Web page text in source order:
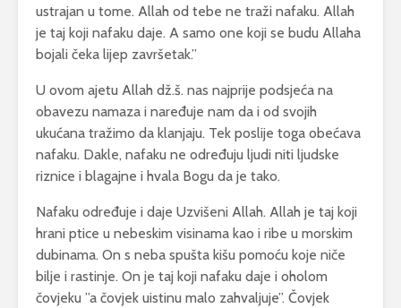
ustrajan u tome. Allah od tebe ne traži nafaku. Allah
je taj koji nafaku daje. A samo one koji se budu Allaha
bojali čeka lijep završetak.”
U ovom ajetu Allah dž.š. nas najprije podsjeća na
obavezu namaza i naređuje nam da i od svojih
ukućana tražimo da klanjaju. Tek poslije toga obećava
nafaku. Dakle, nafaku ne određuju ljudi niti ljudske
riznice i blagajne i hvala Bogu da je tako.
Nafaku određuje i daje Uzvišeni Allah. Allah je taj koji
hrani ptice u nebeskim visinama kao i ribe u morskim
dubinama. On s neba spušta kišu pomoću koje niče
bilje i rastinje. On je taj koji nafaku daje i oholom
čovjeku ”a čovjek uistinu malo zahvaljuje”. Čovjek